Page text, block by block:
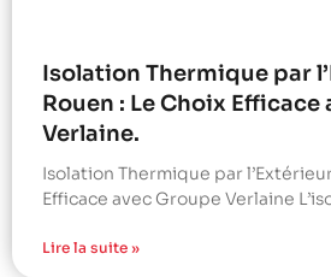
Isolation Thermique par
Rouen : Le Choix Efficace
Verlaine.
Isolation Thermique par
Efficace avec Groupe Verlaine
Lire la suite »